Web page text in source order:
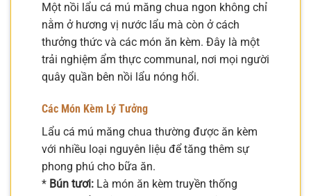
Một nồi lẩu cá mú măng chua ngon không chỉ
nằm ở hương vị nước lẩu mà còn ở cách
thưởng thức và các món ăn kèm. Đây là một
trải nghiệm ẩm thực communal, nơi mọi người
quây quần bên nồi lẩu nóng hổi.
Các Món Kèm Lý Tưởng
Lẩu cá mú măng chua thường được ăn kèm
với nhiều loại nguyên liệu để tăng thêm sự
phong phú cho bữa ăn.
* Bún tươi: Là món ăn kèm truyền thống